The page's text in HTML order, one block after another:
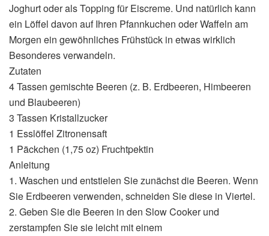
Joghurt oder als Topping für Eiscreme. Und natürlich kann
ein Löffel davon auf Ihren Pfannkuchen oder Waffeln am
Morgen ein gewöhnliches Frühstück in etwas wirklich
Besonderes verwandeln.
Zutaten
4 Tassen gemischte Beeren (z. B. Erdbeeren, Himbeeren
und Blaubeeren)
3 Tassen Kristallzucker
1 Esslöffel Zitronensaft
1 Päckchen (1,75 oz) Fruchtpektin
Anleitung
1. Waschen und entstielen Sie zunächst die Beeren. Wenn
Sie Erdbeeren verwenden, schneiden Sie diese in Viertel.
2. Geben Sie die Beeren in den Slow Cooker und
zerstampfen Sie sie leicht mit einem